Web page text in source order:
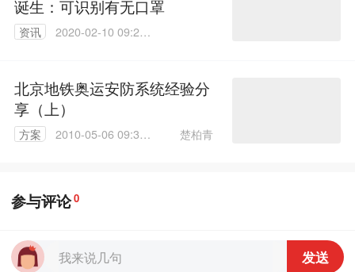
诞生：可识别有无口罩
资讯
2020-02-10 09:23:
北京地铁奥运安防系统经验分
享（上）
方案
2010-05-06 09:36:
楚柏青
参与评论0
发送